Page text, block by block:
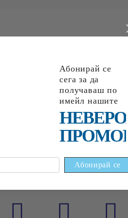
€018 035
Абонирай се
сега за да
получаваш по
имейл нашите